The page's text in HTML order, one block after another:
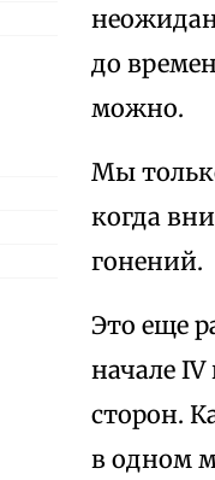
до
можно.
Мы
когда
гонений.
Это еще
начале IV
сторон.
в одном